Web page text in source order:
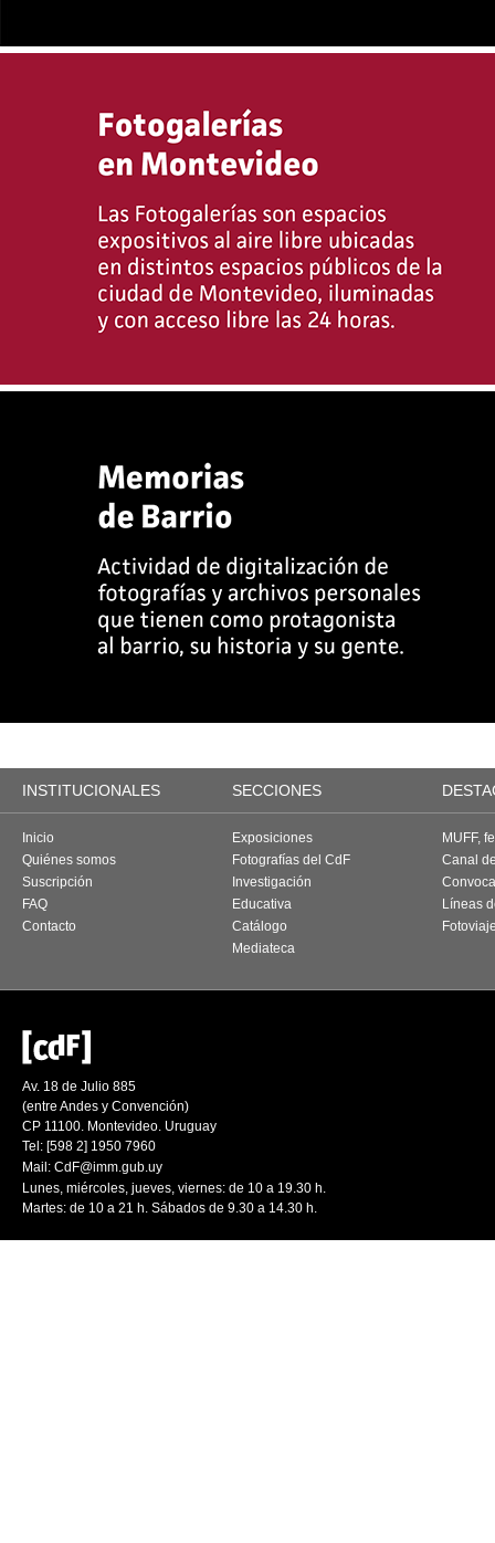
INSTITUCIONALES SECCIONES
Inicio
Quiénes somos
Suscripción
FAQ
Contacto
Exposiciones
Fotografías del CdF
Investigación
Educativa
Catálogo
Mediateca
MUFF,
Canal
Líneas
Av. 18 de Julio 885
(entre Andes y Convención)
CP 11100. Montevideo. Uruguay
Tel: [598 2] 1950 7960
Mail: CdF@imm.gub.uy
Lunes, miércoles, jueves, viernes: de 10 a 19.30 h.
Martes: de 10 a 21 h. Sábados de 9.30 a 14.30 h.